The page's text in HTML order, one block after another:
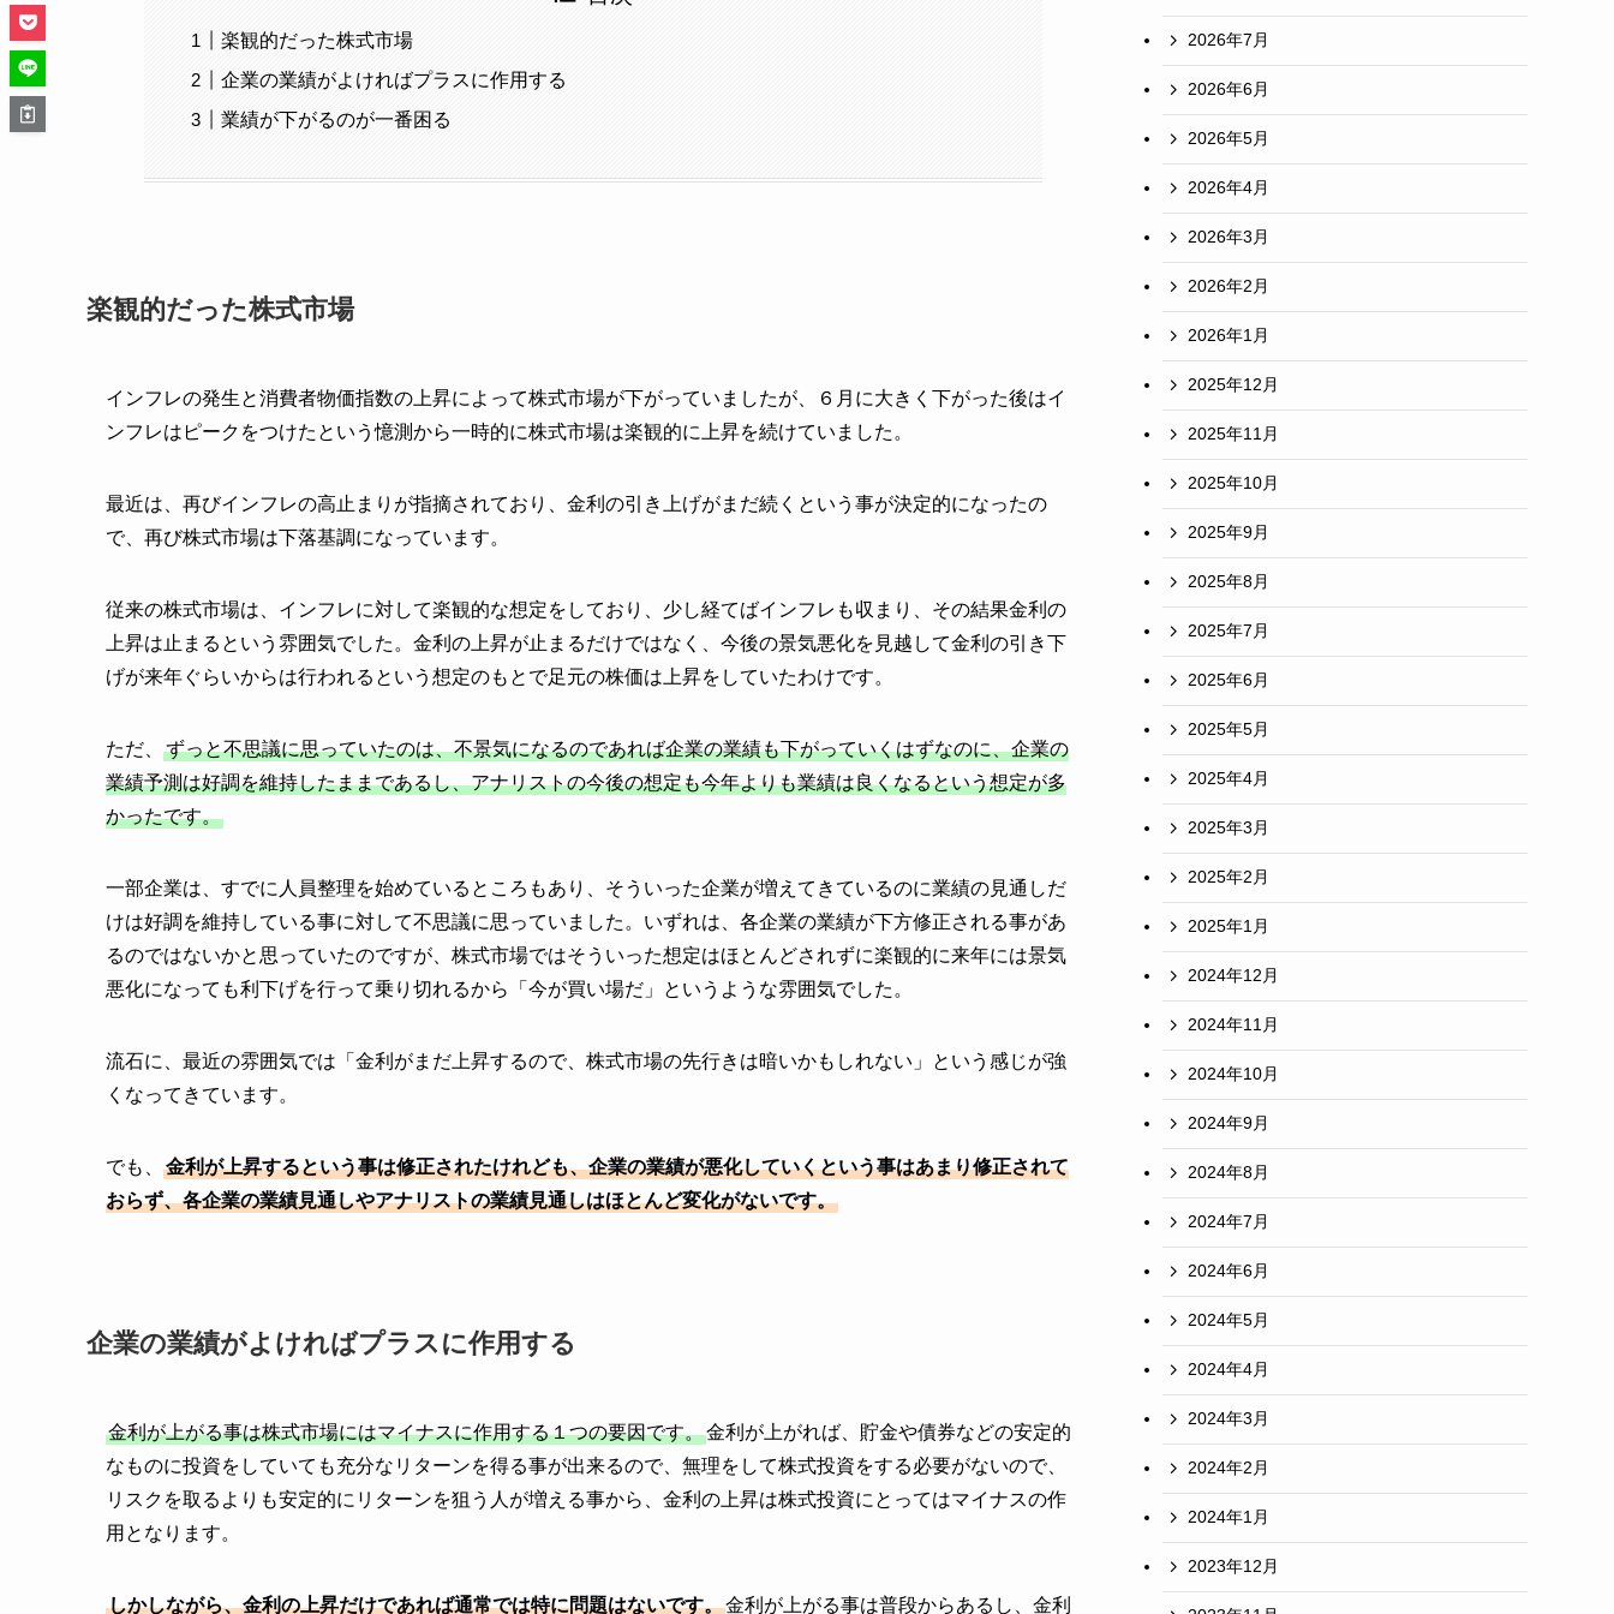
楽観的だった株式市場
企業の業績がよければプラスに作用する
業績が下がるのが一番困る
楽観的だった株式市場
インフレの発生と消費者物価指数の上昇によって株式市場が下がっていましたが、６月に大きく下がった後はイ
ンフレはピークをつけたという憶測から一時的に株式市場は楽観的に上昇を続けていました。
最近は、再びインフレの高止まりが指摘されており、金利の引き上げがまだ続くという事が決定的になったの
で、再び株式市場は下落基調になっています。
従来の株式市場は、インフレに対して楽観的な想定をしており、少し経てばインフレも収まり、その結果金利の
上昇は止まるという雰囲気でした。金利の上昇が止まるだけではなく、今後の景気悪化を見越して金利の引き下
げが来年ぐらいからは行われるという想定のもとで足元の株価は上昇をしていたわけです。
ただ、
ずっと不思議に思っていたのは、不景気になるのであれば企業の業績も下がっていくはずなのに、企業の
業績予測は好調を維持したままであるし、アナリストの今後の想定も今年よりも業績は良くなるという想定が多
かったです。
一部企業は、すでに人員整理を始めているところもあり、そういった企業が増えてきているのに業績の見通しだ
けは好調を維持している事に対して不思議に思っていました。いずれは、各企業の業績が下方修正される事があ
るのではないかと思っていたのですが、株式市場ではそういった想定はほとんどされずに楽観的に来年には景気
悪化になっても利下げを行って乗り切れるから「今が買い場だ」というような雰囲気でした。
流石に、最近の雰囲気では「金利がまだ上昇するので、株式市場の先行きは暗いかもしれない」という感じが強
くなってきています。
でも、
金利が上昇するという事は修正されたけれども、企業の業績が悪化していくという事はあまり修正されて
おらず、各企業の業績見通しやアナリストの業績見通しはほとんど変化がないです。
企業の業績がよければプラスに作用する
金利が上がる事は株式市場にはマイナスに作用する１つの要因です。金利が上がれば、貯金や債券などの安定的
なものに投資をしていても充分なリターンを得る事が出来るので、無理をして株式投資をする必要がないので、
リスクを取るよりも安定的にリターンを狙う人が増える事から、金利の上昇は株式投資にとってはマイナスの作
用となります。
しかしながら、金利の上昇だけであれば通常では特に問題はないです。金利が上がる事は普段からあるし、金利
2026年7月
2026年6月
2026年5月
2026年4月
2026年3月
2026年2月
2026年1月
2025年12月
2025年11月
2025年10月
2025年9月
2025年8月
2025年7月
2025年6月
2025年5月
2025年4月
2025年3月
2025年2月
2025年1月
2024年12月
2024年11月
2024年10月
2024年9月
2024年8月
2024年7月
2024年6月
2024年5月
2024年4月
2024年3月
2024年2月
2024年1月
2023年12月